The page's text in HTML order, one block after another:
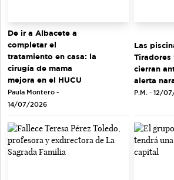
De ir a Albacete a
completar el
tratamiento en casa: la
cirugía de mama
mejora en el HUCU
Paula Montero -
14/07/2026
Las
Tiradores
cierran
alerta
P.M. - 12/